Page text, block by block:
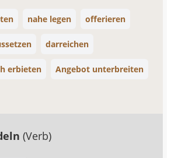
nahe legen offerieren
darreichen
erbieten Angebot unterbreiten
(Verb)